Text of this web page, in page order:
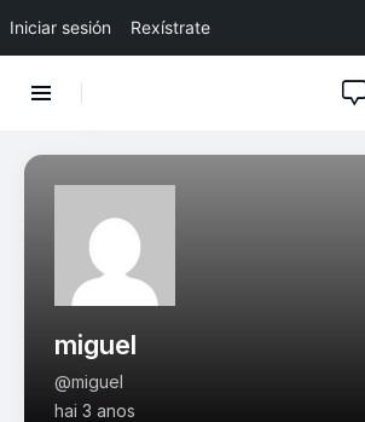
Iniciar sesión Rexístrate
miguel
@miguel
hai 3 anos